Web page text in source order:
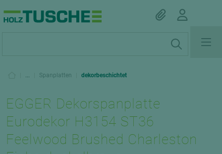
... Spanplatten dekorbeschichtet
EGGER Dekorspanplatte
Eurodekor H3154 ST36
Feelwood Brushed Charleston